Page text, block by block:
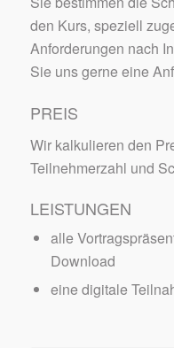
den Kurs, speziell
Anforderungen nach
Sie uns gerne eine
PREIS
Wir kalkulieren den
Teilnehmerzahl und
LEISTUNGEN
alle
Download
eine digitale